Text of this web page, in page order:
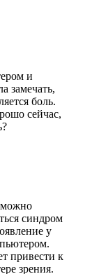
и
замечать,
боль.
сейчас,
можно
синдром
у
привести к
зрения.